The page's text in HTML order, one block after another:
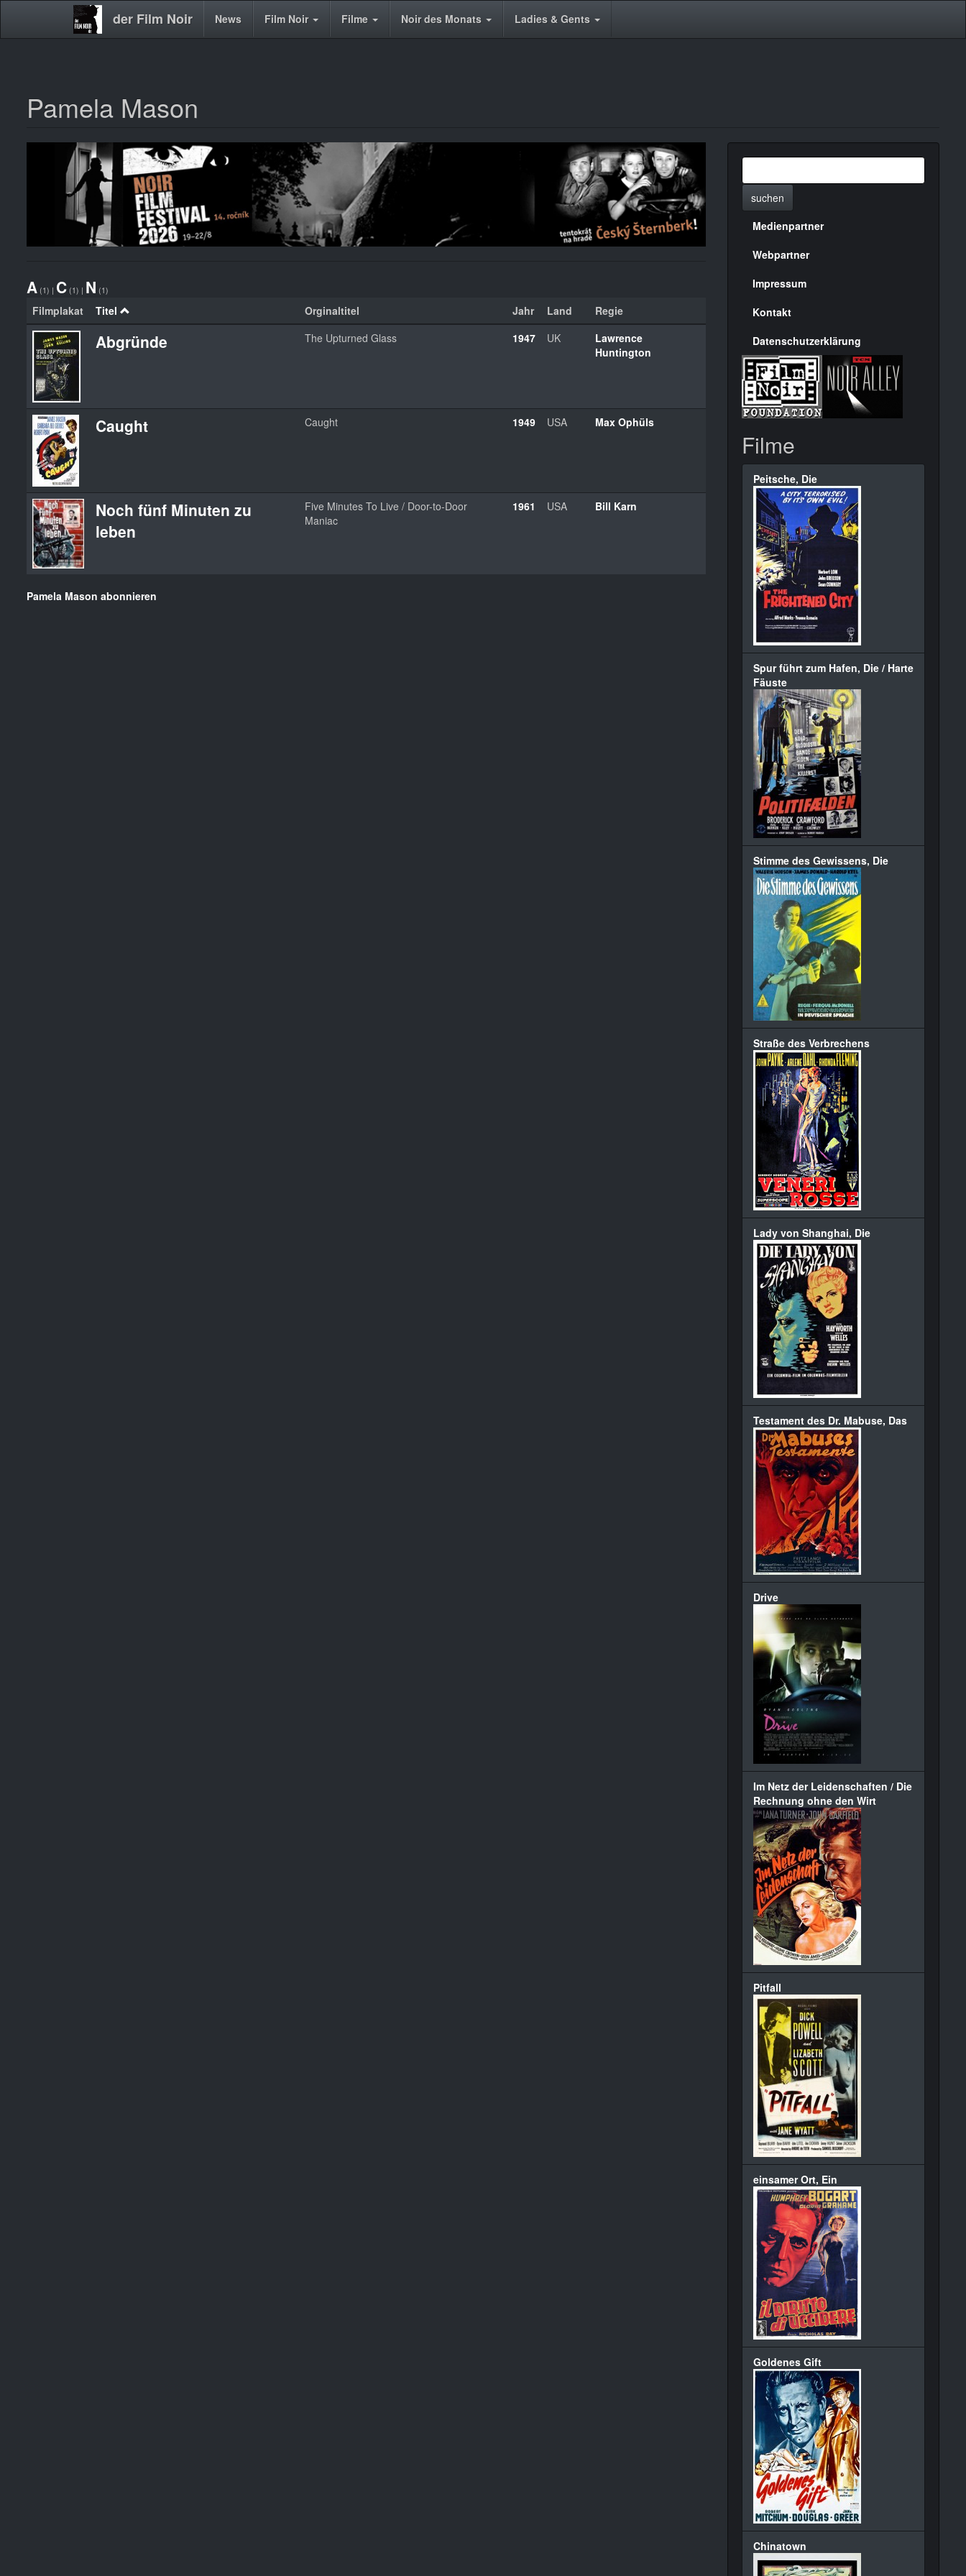
der Film Noir
Main News Film Noir Filme Noir des Monats Ladies & Gents
Pamela Mason
A (1) | C (1) | N (1)
Filmplakat Titel Orginaltitel Jahr Land Regie
Abgründe The Upturned Glass 1947 UK
Lawrence
Huntington
Caught Caught 1949 USA Max Ophüls
Noch fünf Minuten zu
leben
Five Minutes To Live / Door-to-Door
Maniac
1961 USA Bill Karn
Pamela Mason abonnieren
suchen
Menülinks
rechte
Seite
Medienpartner
Webpartner
Impressum
Kontakt
Datenschutzerklärung
Filme
Peitsche, Die
Spur führt zum Hafen, Die / Harte
Fäuste
Stimme des Gewissens, Die
Straße des Verbrechens
Lady von Shanghai, Die
Testament des Dr. Mabuse, Das
Drive
Im Netz der Leidenschaften / Die
Rechnung ohne den Wirt
Pitfall
einsamer Ort, Ein
Goldenes Gift
Chinatown